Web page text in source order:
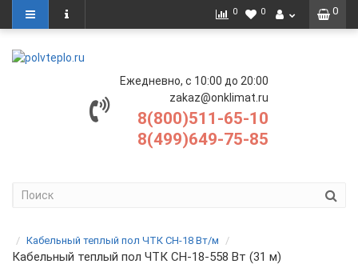
0
0 0
Ежедневно, с 10:00 до 20:00
zakaz@onklimat.ru
8(800)511-65-10
8(499)649-75-85
Кабельный теплый пол ЧТК СН-18 Вт/м
Кабельный теплый пол ЧТК СН-18-558 Вт (31 м)